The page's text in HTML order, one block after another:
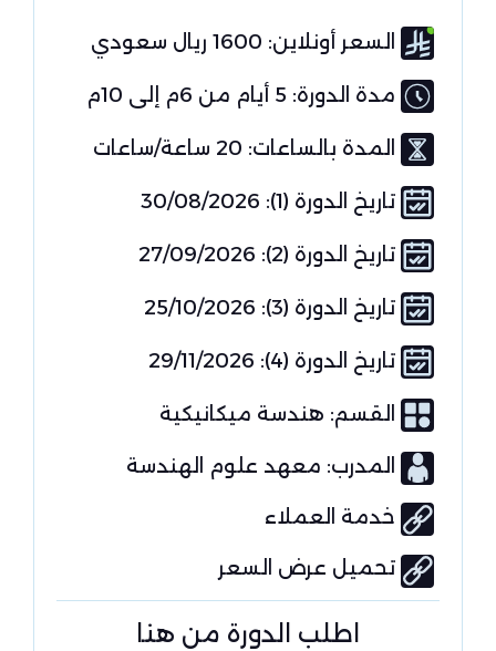
السعر أونلاين: 1600 ريال سعودي
مدة الدورة: 5 أيام من 6م إلى 10م
المدة بالساعات: 20 ساعة/ساعات
تاريخ الدورة (1): 30/08/2026
تاريخ الدورة (2): 27/09/2026
تاريخ الدورة (3): 25/10/2026
تاريخ الدورة (4): 29/11/2026
القسم: هندسة ميكانيكية
المدرب: معهد علوم الهندسة
خدمة العملاء
تحميل عرض السعر
اطلب الدورة من هنا